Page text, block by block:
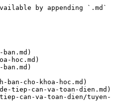
by appending `.md`
hoc.md)
cho-khoa-hoc.md)
tiep-can-va-toan-dien.md)
can-va-toan-dien/tuyen-